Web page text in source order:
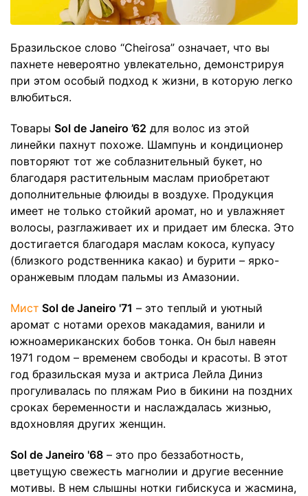
Бразильское слово “Cheirosa” означает, что вы
пахнете невероятно увлекательно, демонстрируя
при этом особый подход к жизни, в которую легко
влюбиться.
Товары Sol de Janeiro ’62 для волос из этой
линейки пахнут похоже. Шампунь и кондиционер
повторяют тот же соблазнительный букет, но
благодаря растительным маслам приобретают
дополнительные флюиды в воздухе. Продукция
имеет не только стойкий аромат, но и увлажняет
волосы, разглаживает их и придает им блеска. Это
достигается благодаря маслам кокоса, купуасу
(близкого родственника какао) и бурити – ярко-
оранжевым плодам пальмы из Амазонии.
Мист Sol de Janeiro '71 – это теплый и уютный
аромат с нотами орехов макадамия, ванили и
южноамериканских бобов тонка. Он был навеян
1971 годом – временем свободы и красоты. В этот
год бразильская муза и актриса Лейла Диниз
прогуливалась по пляжам Рио в бикини на поздних
сроках беременности и наслаждалась жизнью,
вдохновляя других женщин.
Sol de Janeiro '68 – это про беззаботность,
цветущую свежесть магнолии и другие весенние
мотивы. В нем слышны нотки гибискуса и жасмина,